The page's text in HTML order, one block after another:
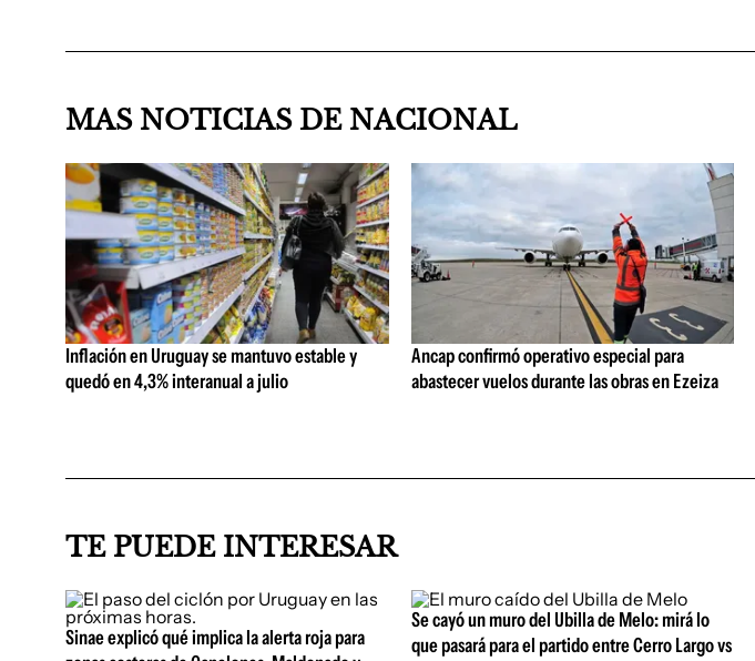
MAS NOTICIAS DE NACIONAL
Inflación en Uruguay se mantuvo estable y
quedó en 4,3% interanual a julio
Ancap confirmó operativo especial para
abastecer vuelos durante las obras en Ezeiza
TE PUEDE INTERESAR
Sinae explicó qué implica la alerta roja para
Se cayó un muro del Ubilla de Melo: mirá lo
que pasará para el partido entre Cerro Largo vs